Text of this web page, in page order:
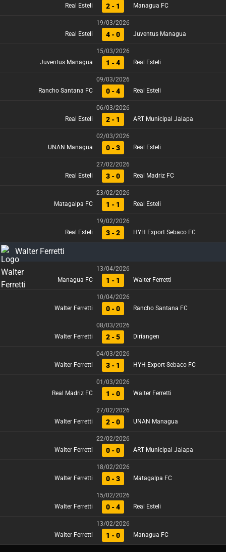
Real Esteli 2 - 1 Managua FC
19/03/2026
Real Esteli
4 - 0 Juventus Managua
15/03/2026
Juventus Managua
1 - 4 Real Esteli
09/03/2026
Rancho Santana FC
0 - 4 Real Esteli
06/03/2026
Real Esteli
2 - 1 ART Municipal Jalapa
02/03/2026
UNAN Managua
0 - 3 Real Esteli
27/02/2026
Real Esteli
3 - 0 Real Madriz FC
23/02/2026
Matagalpa FC
1 - 1 Real Esteli
19/02/2026
Real Esteli
3 - 2 HYH Export Sebaco FC
Walter Ferretti
13/04/2026
Managua FC
1 - 1 Walter Ferretti
10/04/2026
Walter Ferretti
0 - 0 Rancho Santana FC
08/03/2026
Walter Ferretti
2 - 5 Diriangen
04/03/2026
Walter Ferretti
3 - 1 HYH Export Sebaco FC
01/03/2026
Real Madriz FC
1 - 0 Walter Ferretti
27/02/2026
Walter Ferretti
2 - 0 UNAN Managua
22/02/2026
Walter Ferretti
0 - 0 ART Municipal Jalapa
18/02/2026
Walter Ferretti
0 - 3 Matagalpa FC
15/02/2026
Walter Ferretti
0 - 4 Real Esteli
13/02/2026
Walter Ferretti
1 - 0 Managua FC